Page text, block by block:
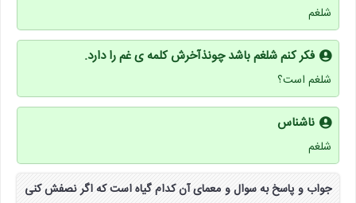
شلغم
فکر کنم شلغم باشد چونذآخرش کلمه ی غم را دارد.
شلغم است؟
ناشناس
شلغم
جواب و پاسخ به سوال و معمای آن کدام گیاه است که اگر نصفش کنی